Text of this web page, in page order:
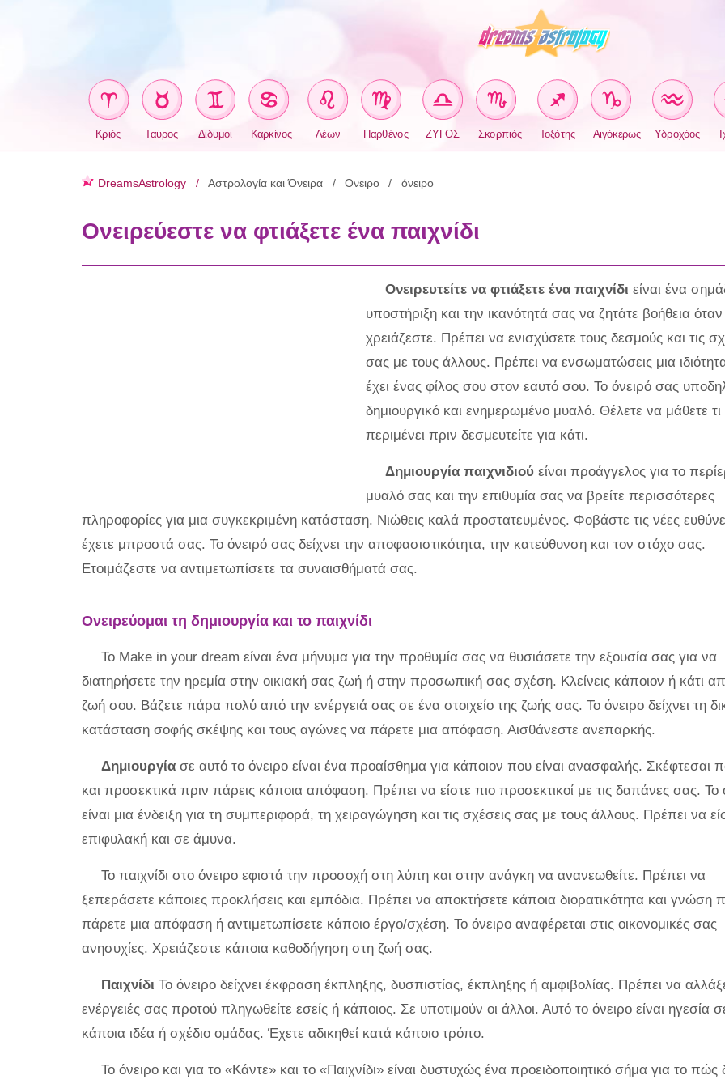
Κριός Ταύρος Δίδυμοι Καρκίνος Λέων Παρθένος ΖΥΓΟΣ Σκορπιός Τοξότης Αιγόκερως Υδροχόος
DreamsAstrology Αστρολογία και Όνειρα Ονειρο όνειρο
Ονειρεύεστε να φτιάξετε ένα παιχνίδι
Ονειρευτείτε να φτιάξετε ένα παιχνίδι είναι ένα
υποστήριξη και την ικανότητά σας να ζητάτε βοήθεια όταν
χρειάζεστε. Πρέπει να ενισχύσετε τους δεσμούς και τις
σας με τους άλλους. Πρέπει να ενσωματώσεις μια
έχει ένας φίλος σου στον εαυτό σου. Το όνειρό σας
δημιουργικό και ενημερωμένο μυαλό. Θέλετε να μάθετε
περιμένει πριν δεσμευτείτε για κάτι.
Δημιουργία παιχνιδιούείναι προάγγελος για το
μυαλό σας και την επιθυμία σας να βρείτε περισσότερες
πληροφορίες για μια συγκεκριμένη κατάσταση. Νιώθεις καλά προστατευμένος. Φοβάστε τις νέες
έχετε μπροστά σας. Το όνειρό σας δείχνει την αποφασιστικότητα, την κατεύθυνση και τον στόχο σας.
Ετοιμάζεστε να αντιμετωπίσετε τα συναισθήματά σας.
Ονειρεύομαι τη δημιουργία και το παιχνίδι
Το Make in your dream είναι ένα μήνυμα για την προθυμία σας να θυσιάσετε την εξουσία σας για να
διατηρήσετε την ηρεμία στην οικιακή σας ζωή ή στην προσωπική σας σχέση. Κλείνεις κάποιον ή κάτι
ζωή σου. Βάζετε πάρα πολύ από την ενέργειά σας σε ένα στοιχείο της ζωής σας. Το όνειρο δείχνει τη
κατάσταση σοφής σκέψης και τους αγώνες να πάρετε μια απόφαση. Αισθάνεστε ανεπαρκής.
Δημιουργίασε αυτό το όνειρο είναι ένα προαίσθημα για κάποιον που είναι ανασφαλής. Σκέφτεσαι
και προσεκτικά πριν πάρεις κάποια απόφαση. Πρέπει να είστε πιο προσεκτικοί με τις δαπάνες σας. Το
είναι μια ένδειξη για τη συμπεριφορά, τη χειραγώγηση και τις σχέσεις σας με τους άλλους. Πρέπει να
επιφυλακή και σε άμυνα.
Το παιχνίδι στο όνειρο εφιστά την προσοχή στη λύπη και στην ανάγκη να ανανεωθείτε. Πρέπει να
ξεπεράσετε κάποιες προκλήσεις και εμπόδια. Πρέπει να αποκτήσετε κάποια διορατικότητα και γνώση
πάρετε μια απόφαση ή αντιμετωπίσετε κάποιο έργο/σχέση. Το όνειρο αναφέρεται στις οικονομικές σας
ανησυχίες. Χρειάζεστε κάποια καθοδήγηση στη ζωή σας.
Παιχνίδι Το όνειρο δείχνει έκφραση έκπληξης, δυσπιστίας, έκπληξης ή αμφιβολίας. Πρέπει να
ενέργειές σας προτού πληγωθείτε εσείς ή κάποιος. Σε υποτιμούν οι άλλοι. Αυτό το όνειρο είναι ηγεσία
κάποια ιδέα ή σχέδιο ομάδας. Έχετε αδικηθεί κατά κάποιο τρόπο.
Το όνειρο και για το «Κάντε» και το «Παιχνίδι» είναι δυστυχώς ένα προειδοποιητικό σήμα για το πώς